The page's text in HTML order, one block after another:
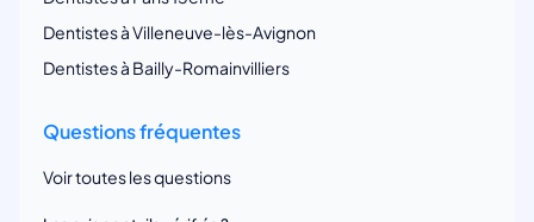
Dentistes à Villeneuve-lès-Avignon
Dentistes à Bailly-Romainvilliers
Questions fréquentes
Voir toutes les questions